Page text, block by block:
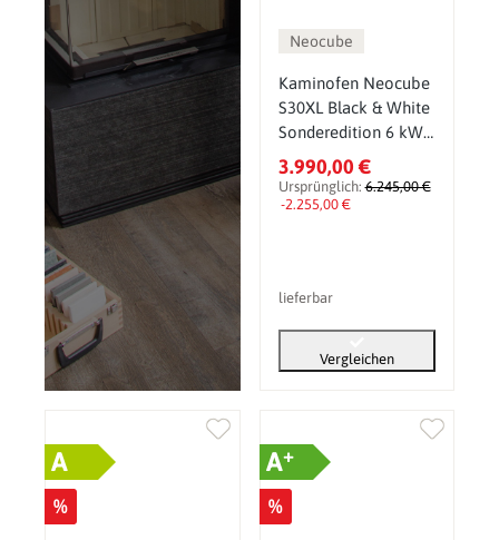
Neocube
Kaminofen Neocube
S30XL Black & White
Sonderedition 6 kW
inkl. Wärmespeicher
3.990,00 €
Ursprünglich:6.245,00 €
-2.255,00 €
lieferbar
Vergleichen
A
%
A+
%